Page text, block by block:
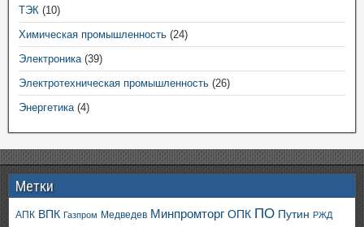
ТЭК (10)
Химическая промышленность (24)
Электроника(39)
Электротехническая промышленность (26)
Энергетика(4)
Метки
АПК ВПК Газпром Медведев Минпромторг ОПК ПО Путин РЖД